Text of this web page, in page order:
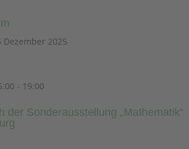
Dezember 2025
- 19:00
der Sonderausstellung „Mathematik“